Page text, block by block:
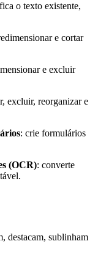
o texto existente,
e cortar
e excluir
excluir, reorganizar e
: crie formulários
(OCR): converte
destacam, sublinham